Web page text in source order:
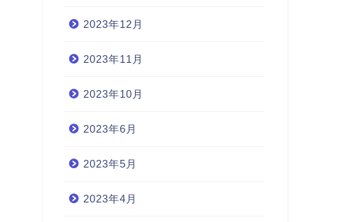
2023年12月
2023年11月
2023年10月
2023年6月
2023年5月
2023年4月